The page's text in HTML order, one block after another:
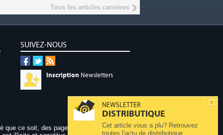
NEWSLETTER
DISTRIBUTIQUE
Cet article vous a plu? Retrouvez
toutes l'actu de distributique
Tous les articles carrières
SUIVEZ-NOUS
Inscription Newsletters
que ce soit, des pages publiées sur ce site,